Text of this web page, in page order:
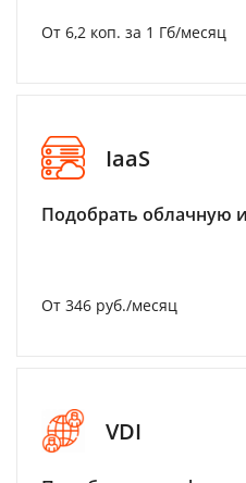
От 6,2 коп. за 1 Гб/месяц
IaaS
Подобрать облачную
От 346 руб./месяц
VDI